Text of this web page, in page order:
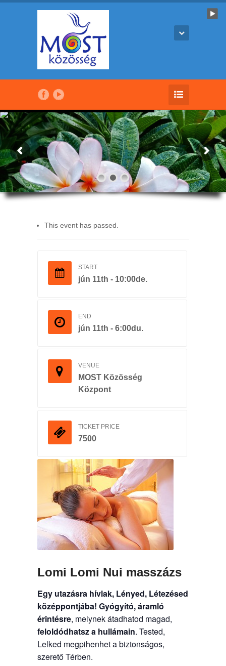
This event has passed.
START
jún 11th - 10:00de.
END
jún 11th - 6:00du.
VENUE
MOST Közösség
Központ
TICKET PRICE
7500
Lomi Lomi Nui masszázs
Egy utazásra hívlak, Lényed, Létezésed
középpontjába! Gyógyító, áramló
érintésre, melynek átadhatod magad,
feloldódhatsz a hullámain. Tested,
Lelked megpihenhet a biztonságos,
szerető Térben.